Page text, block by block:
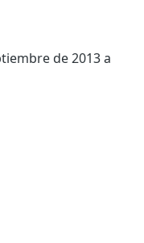
de 2013 a